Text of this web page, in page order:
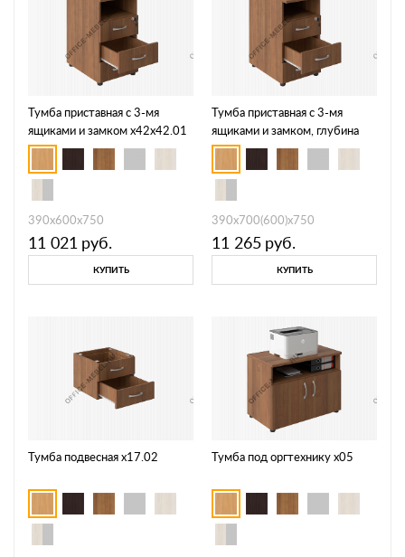
Тумба приставная с 3-мя
ящиками и замком х42х42.01
390х600х750
11 021 руб.
КУПИТЬ
Тумба приставная с 3-мя
ящиками и замком, глубина
700 х42х42.03
390х700(600)х750
11 265 руб.
КУПИТЬ
Тумба подвесная х17.02 Тумба под оргтехнику х05